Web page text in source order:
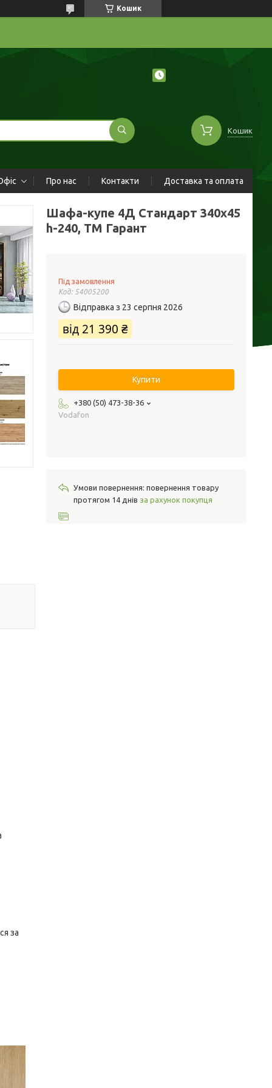
Кошик
Кошик
Про нас Контакти Доставка та оплата
за
Шафа-купе 4Д Стандарт 340х45
h-240, ТМ Гарант
Під замовлення
Код: 54005200
Відправка з 23 серпня 2026
від21 390 ₴
Купити
+380 (50) 473-38-36
Vodafon
повернення товару
протягом 14 днів за рахунок покупця